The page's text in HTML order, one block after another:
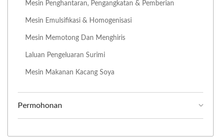
Mesin Penghantaran, Pengangkatan & Pemberian
Mesin Emulsifikasi & Homogenisasi
Mesin Memotong Dan Menghiris
Laluan Pengeluaran Surimi
Mesin Makanan Kacang Soya
Permohonan